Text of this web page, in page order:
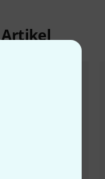
Artikel